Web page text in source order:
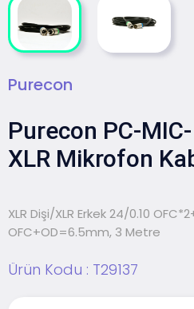
Purecon
Purecon PC-
XLR Mikrofon
XLR Dişi/XLR Erkek 24/0.10
OFC+OD=6.5mm, 3 Metre
Ürün Kodu : T29137